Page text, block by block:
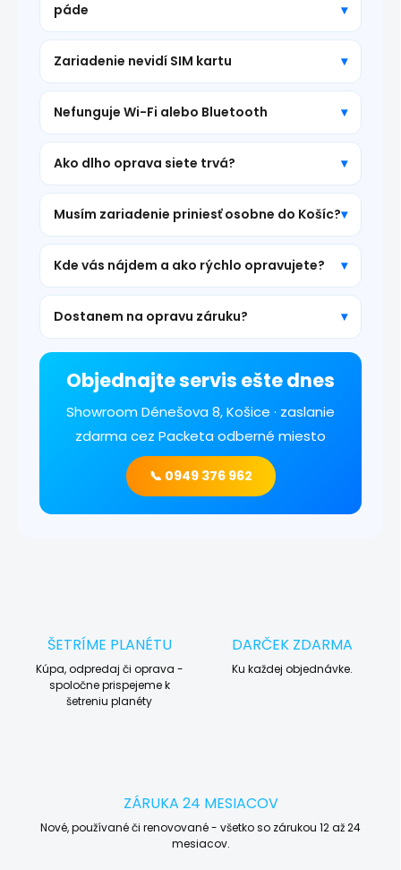
páde
Zariadenie nevidí SIM kartu
Nefunguje Wi-Fi alebo Bluetooth
Ako dlho oprava siete trvá?
Musím zariadenie priniesť osobne do Košíc?
Kde vás nájdem a ako rýchlo opravujete?
Dostanem na opravu záruku?
Objednajte servis ešte dnes
Showroom Dénešova 8, Košice · zaslanie
zdarma cez Packeta odberné miesto
📞 0949 376 962
ŠETRÍME PLANÉTU
Kúpa, odpredaj či oprava -
spoločne prispejeme k
šetreniu planéty
DARČEK ZDARMA
Ku každej objednávke.
ZÁRUKA 24 MESIACOV
Nové, používané či renovované - všetko so zárukou 12 až 24
mesiacov.